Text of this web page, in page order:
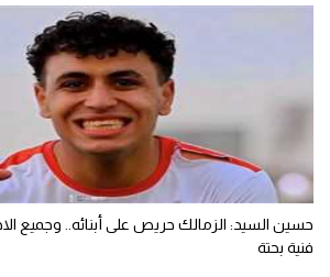
حسين السيد: الزمالك حريص على أبنائه.. وجميع
فنية بحتة